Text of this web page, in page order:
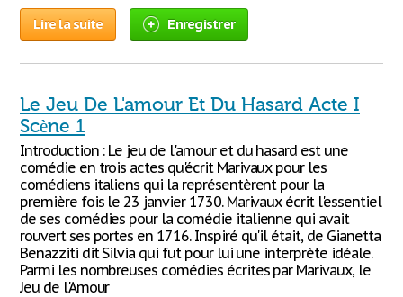
Lire la suite Enregistrer
Le Jeu De L'amour Et Du Hasard Acte I
Scène 1
Introduction : Le jeu de l'amour et du hasard est une
comédie en trois actes qu'écrit Marivaux pour les
comédiens italiens qui la représentèrent pour la
première fois le 23 janvier 1730. Marivaux écrit l'essentiel
de ses comédies pour la comédie italienne qui avait
rouvert ses portes en 1716. Inspiré qu'il était, de Gianetta
Benazziti dit Silvia qui fut pour lui une interprète idéale.
Parmi les nombreuses comédies écrites par Marivaux, le
Jeu de l'Amour